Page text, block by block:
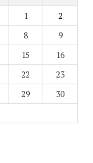
1
2
8
9
15
16
22
23
29
30